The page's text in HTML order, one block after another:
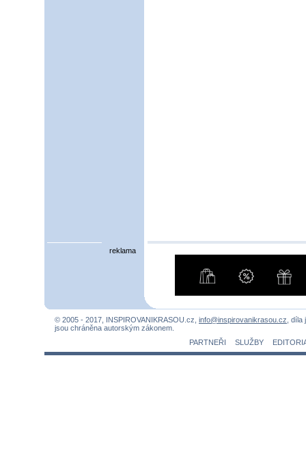
reklama
© 2005 - 2017, INSPIROVANIKRASOU.cz, info@inspirovanikrasou.cz ,
jsou chráněna autorským zákonem.
PARTNEŘI
SLUŽBY